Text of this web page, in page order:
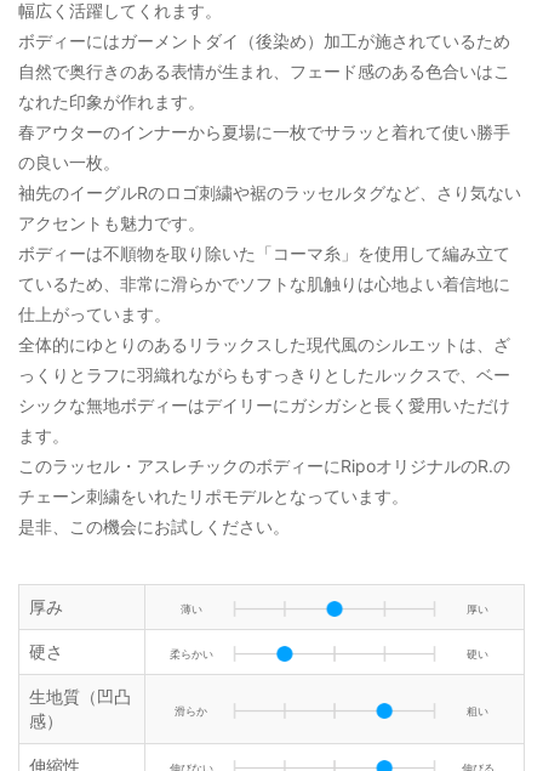
幅広く活躍してくれます。
ボディーにはガーメントダイ（後染め）加工が施されているため
自然で奥行きのある表情が生まれ、フェード感のある色合いはこ
なれた印象が作れます。
春アウターのインナーから夏場に一枚でサラッと着れて使い勝手
の良い一枚。
袖先のイーグルRのロゴ刺繍や裾のラッセルタグなど、さり気ない
アクセントも魅力です。
ボディーは不順物を取り除いた「コーマ糸」を使用して編み立て
ているため、非常に滑らかでソフトな肌触りは心地よい着信地に
仕上がっています。
全体的にゆとりのあるリラックスした現代風のシルエットは、ざ
っくりとラフに羽織れながらもすっきりとしたルックスで、ベー
シックな無地ボディーはデイリーにガシガシと長く愛用いただけ
ます。
このラッセル・アスレチックのボディーにRipoオリジナルのR.の
チェーン刺繍をいれたリポモデルとなっています。
是非、この機会にお試しください。
厚み 薄い 厚い
硬さ 柔らかい 硬い
生地質（凹凸
感）
滑らか 粗い
伸縮性 伸びない 伸びる